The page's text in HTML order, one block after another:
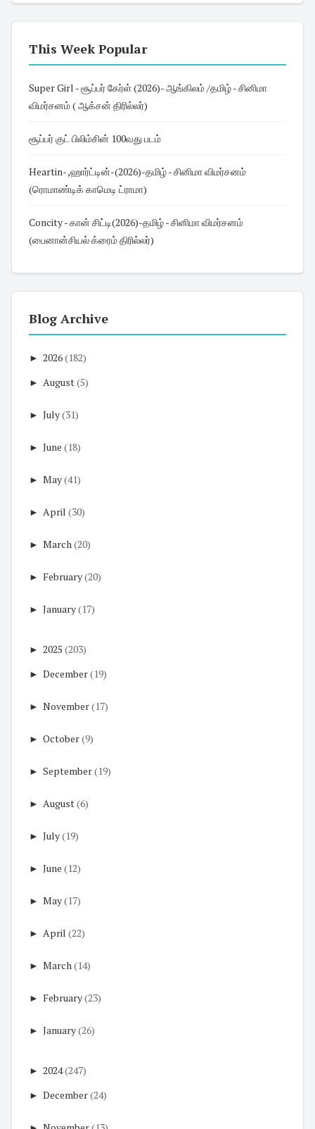
This Week Popular
Super Girl - சூப்பர் கேர்ள் (2026)- ஆங்கிலம் /தமிழ் - சினிமா
விமர்சனம் ( ஆக்சன் திரில்லர்)
சூப்பர் குட் பிலிம்சின் 100வது படம்
Heartin- ,ஹார்ட்டின்-(2026)-தமிழ் - சினிமா விமர்சனம்
(ரொமாண்டிக் காமெடி ட்ராமா)
Concity - கான் சிட்டி(2026)-தமிழ் - சினிமா விமர்சனம்
(பைனான்சியல் க்ரைம் திரில்லர்)
Blog Archive
► 2026(182)
► August(5)
► July(31)
► June (18)
► May(41)
► April (30)
► March(20)
► February(20)
► January(17)
► 2025 (203)
► December(19)
► November(17)
► October(9)
► September(19)
► August(6)
► July(19)
► June (12)
► May(17)
► April (22)
► March(14)
► February(23)
► January(26)
► 2024(247)
► December(24)